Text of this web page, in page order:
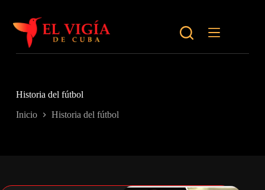
contenido
Historia del fútbol
Inicio Historia del fútbol